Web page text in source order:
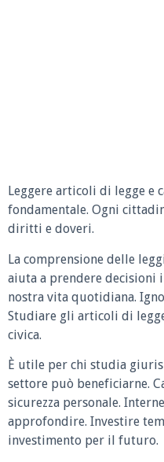
Leggere articoli di legge e
fondamentale. Ogni
diritti e doveri.
La comprensione delle
aiuta a prendere decisioni
nostra vita quotidiana.
Studiare gli articoli di
civica.
È utile per chi studia
settore può beneficiarne.
sicurezza personale.
approfondire. Investire
investimento per il futuro.